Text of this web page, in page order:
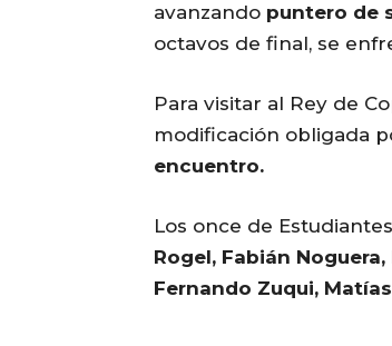
avanzando puntero de
octavos de final, se
Para visitar al Rey de
modificación obligada
encuentro.
Los once de
Rogel, Fabián
Fernando Zuqui,